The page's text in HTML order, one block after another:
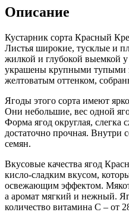
Описание
Кустарник сорта Красный
Листья широкие, тусклые и
жилкой и глубокой выемкой у
украшены крупными тупыми
желтоватым оттенком,
Ягоды этого сорта имеют
Они небольшие, вес одной
Форма ягод округлая, слегка
достаточно прочная. Внутри
семян.
Вкусовые качества ягод
кисло-сладким вкусом,
освежающим эффектом.
а аромат мягкий и нежный.
количество витамина С – от